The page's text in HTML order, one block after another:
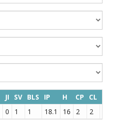
JI SV BLS IP H CP CL
0 1 1 18.1 16 2 2